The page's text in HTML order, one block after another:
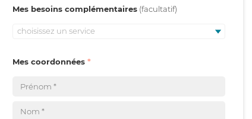
Mes besoins complémentaires
choisissez un service
Mes coordonnées